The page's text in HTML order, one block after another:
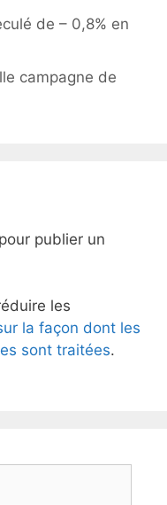
de – 0,8% en
campagne de
pour publier un
les
la façon dont les
sont traitées.